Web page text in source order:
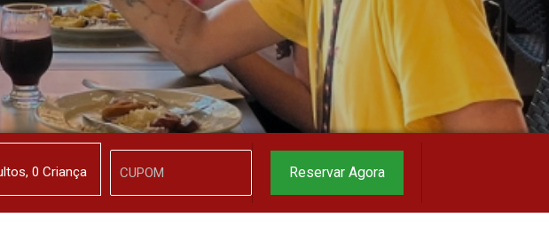
s, 0 Criança
Reserve agora, com
o melhor preço
garantido
▼
Reservar Agora